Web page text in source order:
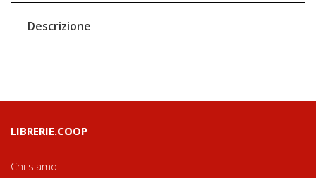
Descrizione
LIBRERIE.COOP
Chi siamo